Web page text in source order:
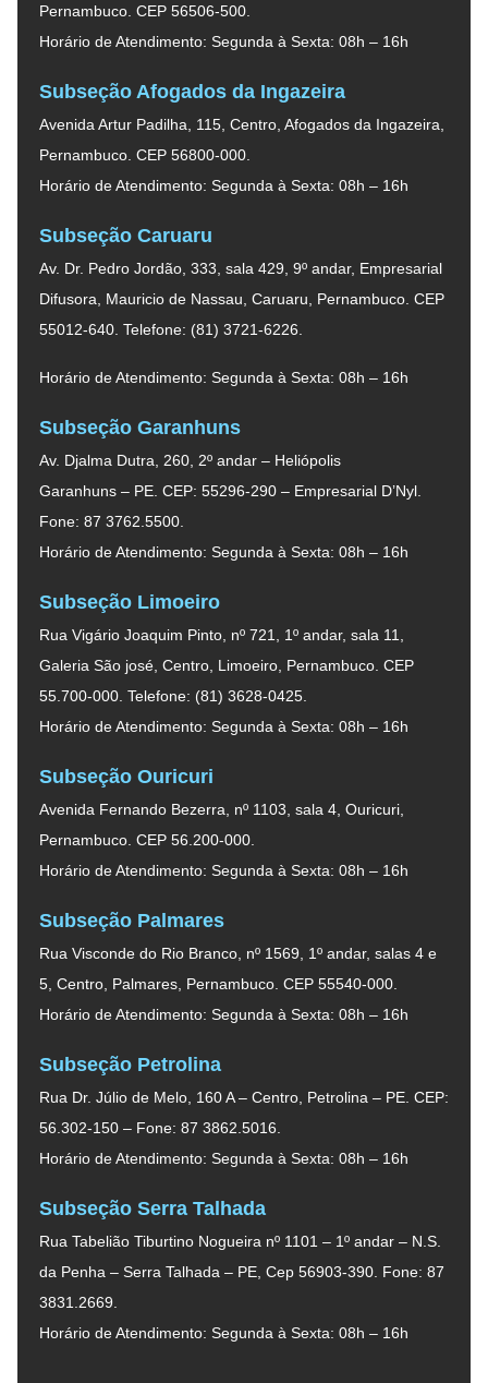
Pernambuco. CEP 56506-500.
Horário de Atendimento: Segunda à Sexta: 08h – 16h
Subseção Afogados da Ingazeira
Avenida Artur Padilha, 115, Centro, Afogados da Ingazeira,
Pernambuco. CEP 56800-000.
Horário de Atendimento: Segunda à Sexta: 08h – 16h
Subseção Caruaru
Av. Dr. Pedro Jordão, 333, sala 429, 9º andar, Empresarial
Difusora, Mauricio de Nassau, Caruaru, Pernambuco. CEP
55012-640. Telefone: (81) 3721-6226.
Horário de Atendimento: Segunda à Sexta: 08h – 16h
Subseção Garanhuns
Av. Djalma Dutra, 260, 2º andar – Heliópolis
Garanhuns – PE. CEP: 55296-290 – Empresarial D’Nyl.
Fone: 87 3762.5500.
Horário de Atendimento: Segunda à Sexta: 08h – 16h
Subseção Limoeiro
Rua Vigário Joaquim Pinto, nº 721, 1º andar, sala 11,
Galeria São josé, Centro, Limoeiro, Pernambuco. CEP
55.700-000. Telefone: (81) 3628-0425.
Horário de Atendimento: Segunda à Sexta: 08h – 16h
Subseção Ouricuri
Avenida Fernando Bezerra, nº 1103, sala 4, Ouricuri,
Pernambuco. CEP 56.200-000.
Horário de Atendimento: Segunda à Sexta: 08h – 16h
Subseção Palmares
Rua Visconde do Rio Branco, nº 1569, 1º andar, salas 4 e
5, Centro, Palmares, Pernambuco. CEP 55540-000.
Horário de Atendimento: Segunda à Sexta: 08h – 16h
Subseção Petrolina
Rua Dr. Júlio de Melo, 160 A – Centro, Petrolina – PE. CEP:
56.302-150 – Fone: 87 3862.5016.
Horário de Atendimento: Segunda à Sexta: 08h – 16h
Subseção Serra Talhada
Rua Tabelião Tiburtino Nogueira nº 1101 – 1º andar – N.S.
da Penha – Serra Talhada – PE, Cep 56903-390. Fone: 87
3831.2669.
Horário de Atendimento: Segunda à Sexta: 08h – 16h